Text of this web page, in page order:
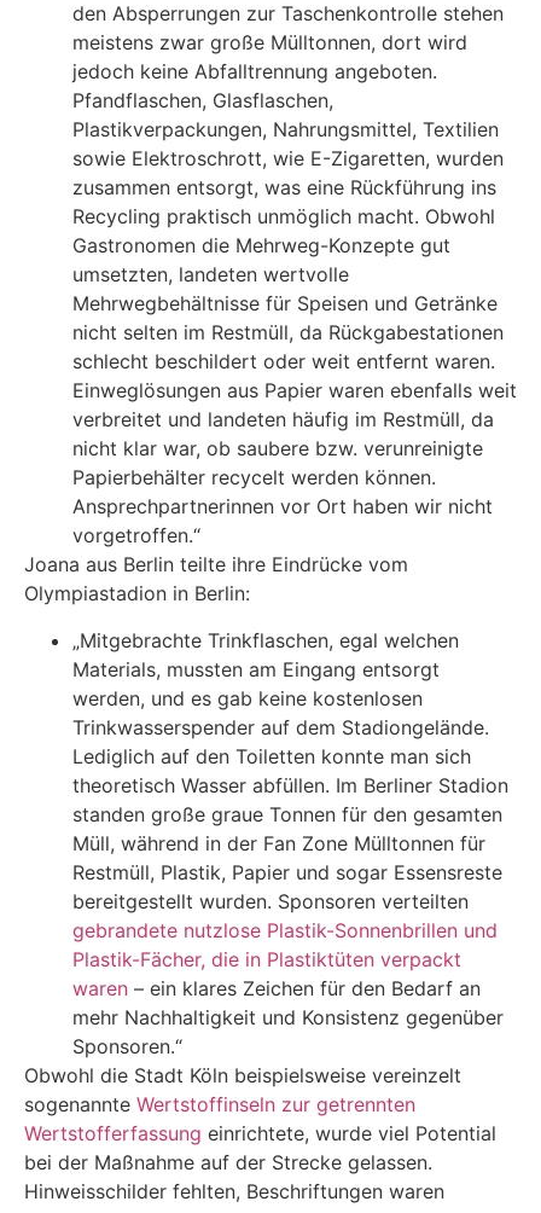
den Absperrungen zur Taschenkontrolle stehen
meistens zwar große Mülltonnen, dort wird
jedoch keine Abfalltrennung angeboten.
Pfandflaschen, Glasflaschen,
Plastikverpackungen, Nahrungsmittel, Textilien
sowie Elektroschrott, wie E-Zigaretten, wurden
zusammen entsorgt, was eine Rückführung ins
Recycling praktisch unmöglich macht. Obwohl
Gastronomen die Mehrweg-Konzepte gut
umsetzten, landeten wertvolle
Mehrwegbehältnisse für Speisen und Getränke
nicht selten im Restmüll, da Rückgabestationen
schlecht beschildert oder weit entfernt waren.
Einweglösungen aus Papier waren ebenfalls weit
verbreitet und landeten häufig im Restmüll, da
nicht klar war, ob saubere bzw. verunreinigte
Papierbehälter recycelt werden können.
Ansprechpartnerinnen vor Ort haben wir nicht
vorgetroffen.“
Joana aus Berlin teilte ihre Eindrücke vom
Olympiastadion in Berlin:
„Mitgebrachte Trinkflaschen, egal welchen
Materials, mussten am Eingang entsorgt
werden, und es gab keine kostenlosen
Trinkwasserspender auf dem Stadiongelände.
Lediglich auf den Toiletten konnte man sich
theoretisch Wasser abfüllen. Im Berliner Stadion
standen große graue Tonnen für den gesamten
Müll, während in der Fan Zone Mülltonnen für
Restmüll, Plastik, Papier und sogar Essensreste
bereitgestellt wurden. Sponsoren verteilten
gebrandete nutzlose Plastik-Sonnenbrillen und
Plastik-Fächer, die in Plastiktüten verpackt
waren – ein klares Zeichen für den Bedarf an
mehr Nachhaltigkeit und Konsistenz gegenüber
Sponsoren.“
Obwohl die Stadt Köln beispielsweise vereinzelt
sogenannte Wertstoffinseln zur getrennten
Wertstofferfassung einrichtete, wurde viel Potential
bei der Maßnahme auf der Strecke gelassen.
Hinweisschilder fehlten, Beschriftungen waren